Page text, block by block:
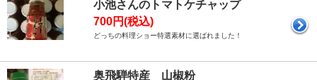
小池さんのトマトケチャップ
700円(税込)
どっちの料理ショー特選素材に選ばれました！
奥飛騨特産 山椒粉